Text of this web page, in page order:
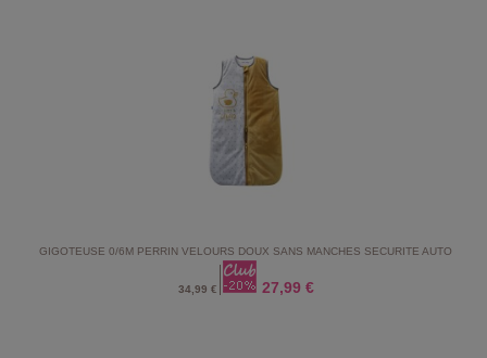
GIGOTEUSE 0/6M PERRIN VELOURS DOUX SANS MANCHES SECURITE AUTO
34,99 € 27,99 €